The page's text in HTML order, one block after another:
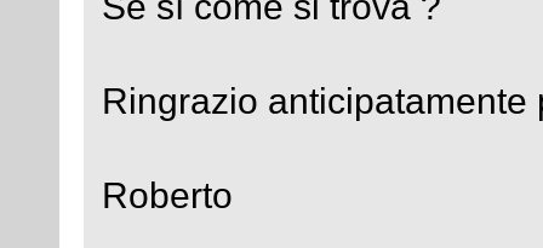
Ringrazio anticipatamente
Roberto